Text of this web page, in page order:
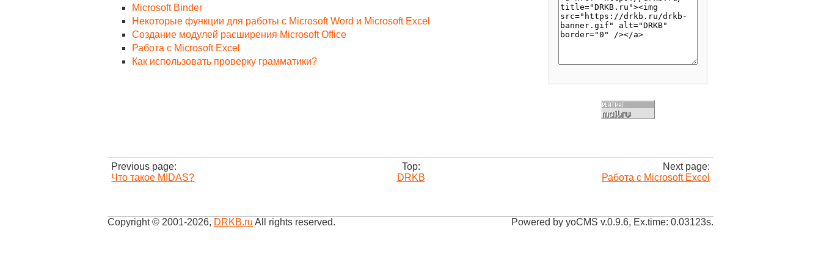
Microsoft Binder
Некоторые функции для работы с Microsoft Word и Microsoft Excel
Создание модулей расширения Microsoft Office
Работа с Microsoft Excel
Как использовать проверку грамматики?
Previous page:
Что такое MIDAS?
Top:
DRKB
Next page:
Работа с Microsoft Excel
Powered by yoCMS v.0.9.6, Ex.time: 0.03123s.
Copyright © 2001-2026, DRKB.ru All rights reserved.